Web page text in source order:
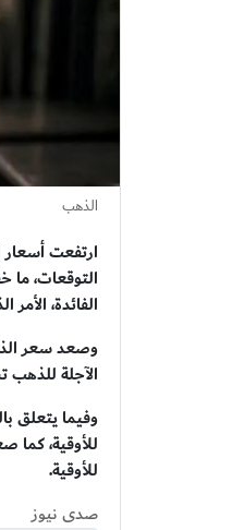
الذهب
ارتفعت أسعار
التوقعات،
الفائدة،
الآجلة للذهب تسليم
للأوقية.
صدى نيوز